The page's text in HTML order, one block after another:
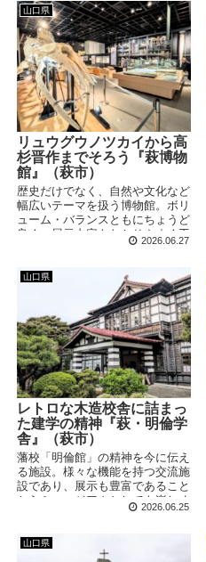
溶けてしまうのでご注意くださ
い！
山口県
リュウグウノツカイから高
杉晋作までそろう『萩博物
館』（萩市）
歴史だけでなく、自然や文化など
幅広いテーマを扱う博物館。ボリ
ューム・バランスともにちょうど
良く、展示内容もわかりやすく工
夫がされているためカジュアルに
でも気軽に楽しめるミュージアム
2026.06.27
山口県
レトロな木造校舎に詰まっ
た建学の精神『萩・明倫学
舎』（萩市）
藩校「明倫館」の精神を今に伝え
る施設。様々な機能を持つ交流施
設であり、展示も豊富であること
からミュージアムとしても楽しめ
ます。「ジオパーク」「世界遺
ュームたっぷり！
2026.06.25
山口県